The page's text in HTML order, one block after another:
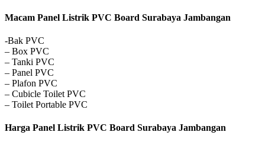
Macam Panel Listrik PVC Board Surabaya Jambangan
-Bak PVC
– Box PVC
– Tanki PVC
– Panel PVC
– Plafon PVC
– Cubicle Toilet PVC
– Toilet Portable PVC
Harga Panel Listrik PVC Board Surabaya Jambangan